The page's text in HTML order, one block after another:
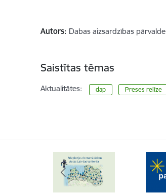
Autors: Dabas aizsardzības pārvalde
Saistītas tēmas
Aktualitātes: dap Preses relīze